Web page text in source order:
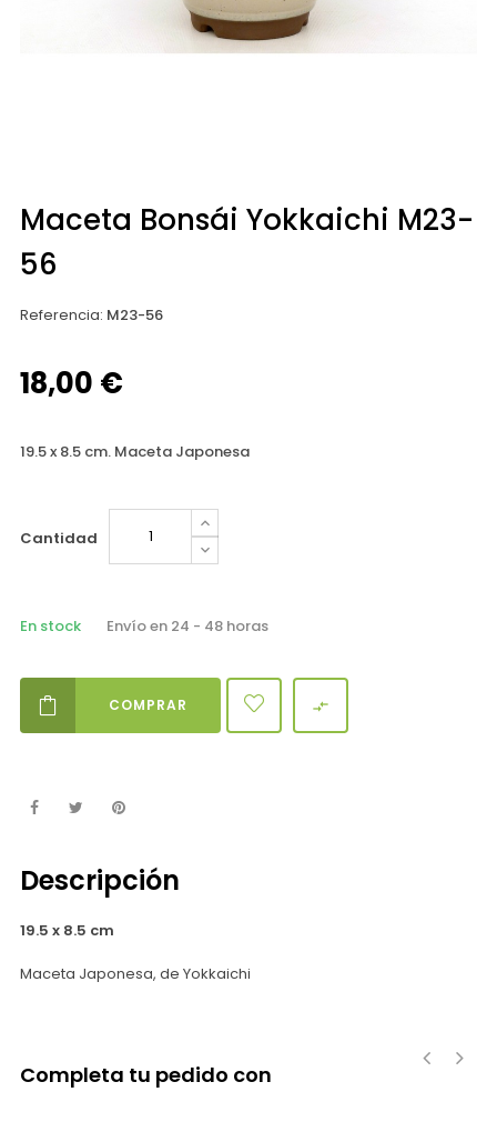
Maceta Bonsái Yokkaichi M23-
56
Referencia: M23-56
18,00 €
19.5 x 8.5 cm. Maceta Japonesa
Cantidad
En stock Envío en 24 - 48 horas
COMPRAR 
Descripción
19.5 x 8.5 cm
Maceta Japonesa, de Yokkaichi
Completa tu pedido con